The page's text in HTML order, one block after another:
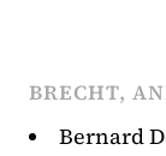
BRECHT,
Bernard